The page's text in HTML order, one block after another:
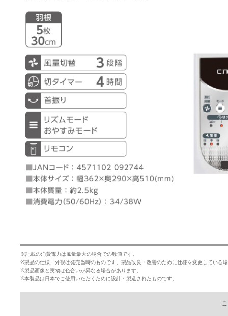
※記載の消費電力は風量最大の場合での数値です。
※製品の仕様、外観は発売当時のものです。製品改良・改善のために仕様を変更している
※製品画像と実物は色合いが異なる場合があります。
※本製品は日本でご使用いただくために設計・製造されたものです。